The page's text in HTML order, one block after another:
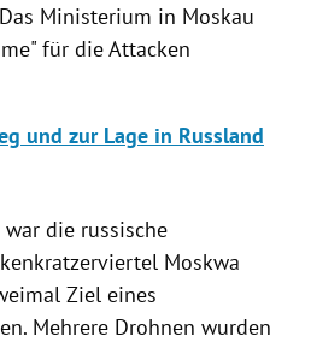
Ministerium in Moskau
für die Attacken
und zur Lage in Russland
die russische
Moskwa
Ziel eines
Mehrere Drohnen wurden